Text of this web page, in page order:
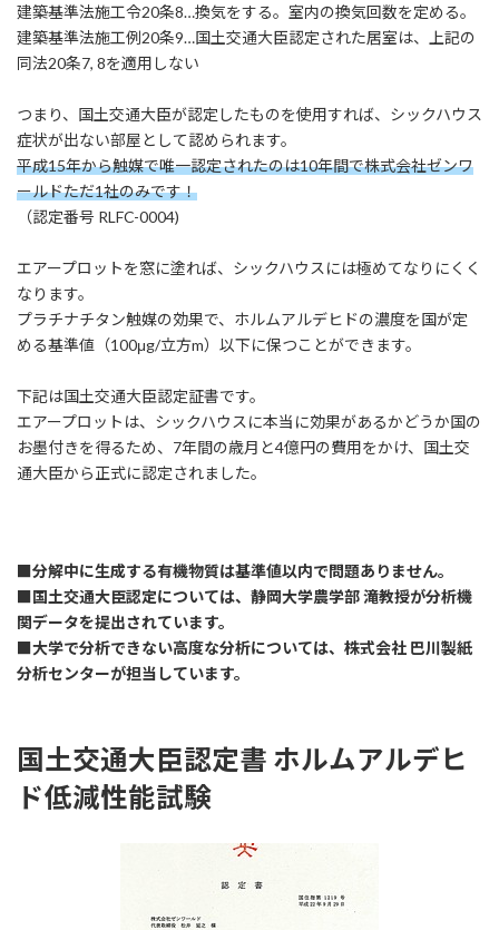
建築基準法施工令20条8…換気をする。室内の換気回数を定める。
建築基準法施工例20条9…国土交通大臣認定された居室は、上記の
同法20条7, 8を適用しない
つまり、国土交通大臣が認定したものを使用すれば、シックハウス
症状が出ない部屋として認められます。
平成15年から触媒で唯一認定されたのは10年間で株式会社ゼンワ
ールドただ1社のみです！
（認定番号 RLFC-0004)
エアープロットを窓に塗れば、シックハウスには極めてなりにくく
なります。
プラチナチタン触媒の効果で、ホルムアルデヒドの濃度を国が定
める基準値（100μg/立方m）以下に保つことができます。
下記は国土交通大臣認定証書です。
エアープロットは、シックハウスに本当に効果があるかどうか国の
お墨付きを得るため、7年間の歳月と4億円の費用をかけ、国土交
通大臣から正式に認定されました。
■分解中に生成する有機物質は基準値以内で問題ありません。
■国土交通大臣認定については、静岡大学農学部 滝教授が分析機
関データを提出されています。
■大学で分析できない高度な分析については、株式会社 巴川製紙
分析センターが担当しています。
​国土交通大臣認定書 ​ホルムアルデヒ
ド低減性能試験